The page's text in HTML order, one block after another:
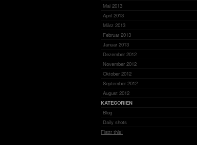
Mai 2013
April 2013
März 2013
Februar 2013
Januar 2013
Dezember 2012
November 2012
Oktober 2012
September 2012
August 2012
KATEGORIEN
Blog
Daily shots
Flattr this!